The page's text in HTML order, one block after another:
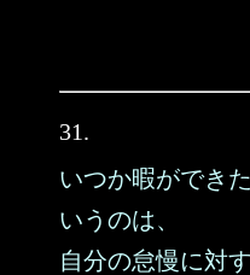
31.
いつか暇ができ
いうのは、
自分の怠慢に対